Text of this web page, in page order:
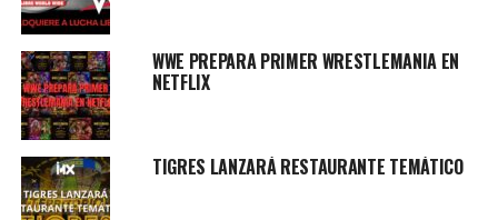
WWE PREPARA PRIMER WRESTLEMANIA EN
NETFLIX
TIGRES LANZARÁ RESTAURANTE TEMÁTICO